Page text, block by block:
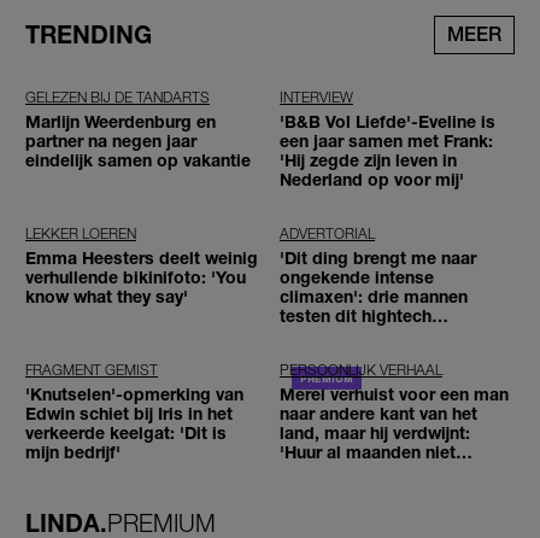
TRENDING MEER
GELEZEN BIJ DE TANDARTS
Marlijn Weerdenburg en
partner na negen jaar
eindelijk samen op vakantie
INTERVIEW
'B&B Vol Liefde'-Eveline is
een jaar samen met Frank:
'Hij zegde zijn leven in
Nederland op voor mij'
LEKKER LOEREN
Emma Heesters deelt weinig
verhullende bikinifoto: 'You
know what they say'
ADVERTORIAL
'Dit ding brengt me naar
ongekende intense
climaxen': drie mannen
testen dit hightech
FRAGMENT GEMIST
'Knutselen'-opmerking van
Edwin schiet bij Iris in het
verkeerde keelgat: 'Dit is
mijn bedrijf'
PERSOONLIJK VERHAAL
Merel verhuist voor een man
naar andere kant van het
land, maar hij verdwijnt:
'Huur al maanden niet
LINDA.PREMIUM